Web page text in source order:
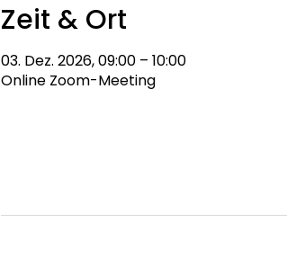
Zeit & Ort
03. Dez. 2026, 09:00 – 10:00
Online Zoom-Meeting